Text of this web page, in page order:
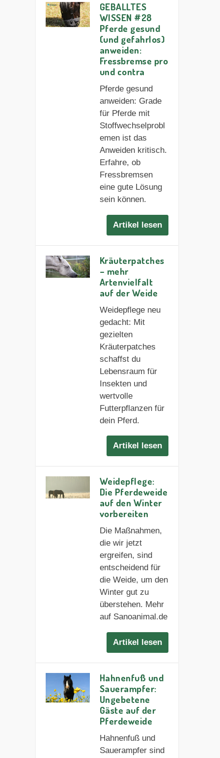
GEBALLTES
WISSEN #28
Pferde gesund
(und gefahrlos)
anweiden:
Fressbremse pro
und contra
Pferde gesund
anweiden: Grade
für Pferde mit
Stoffwechselprobl
emen ist das
Anweiden kritisch.
Erfahre, ob
Fressbremsen
eine gute Lösung
sein können.
Artikel lesen
Kräuterpatches
– mehr
Artenvielfalt
auf der Weide
Weidepflege neu
gedacht: Mit
gezielten
Kräuterpatches
schaffst du
Lebensraum für
Insekten und
wertvolle
Futterpflanzen für
dein Pferd.
Artikel lesen
Weidepflege:
Die Pferdeweide
auf den Winter
vorbereiten
Die Maßnahmen,
die wir jetzt
ergreifen, sind
entscheidend für
die Weide, um den
Winter gut zu
überstehen. Mehr
auf Sanoanimal.de
Artikel lesen
Hahnenfuß und
Sauerampfer:
Ungebetene
Gäste auf der
Pferdeweide
Hahnenfuß und
Sauerampfer sind